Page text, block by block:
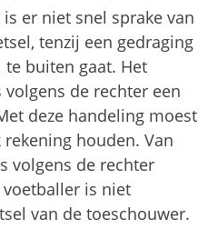
er niet snel sprake van
tenzij een gedraging
te buiten gaat. Het
de rechter een
deze handeling moest
houden. Van
volgens de rechter
voetballer is niet
van de toeschouwer.